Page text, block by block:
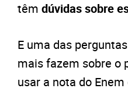
têm dúvidas sobre
E uma das
mais fazem sobre o
usar a nota do